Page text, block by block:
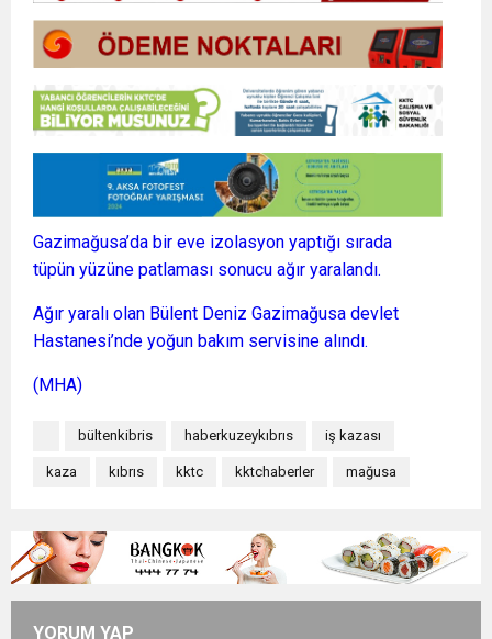
Gazimağusa’da bir eve izolasyon yaptığı sırada
tüpün yüzüne patlaması sonucu ağır yaralandı.
Ağır yaralı olan Bülent Deniz Gazimağusa devlet
Hastanesi’nde yoğun bakım servisine alındı.
(MHA)
bültenkibris haberkuzeykıbrıs iş kazası
kaza kıbrıs kktc kktchaberler mağusa
YORUM YAP